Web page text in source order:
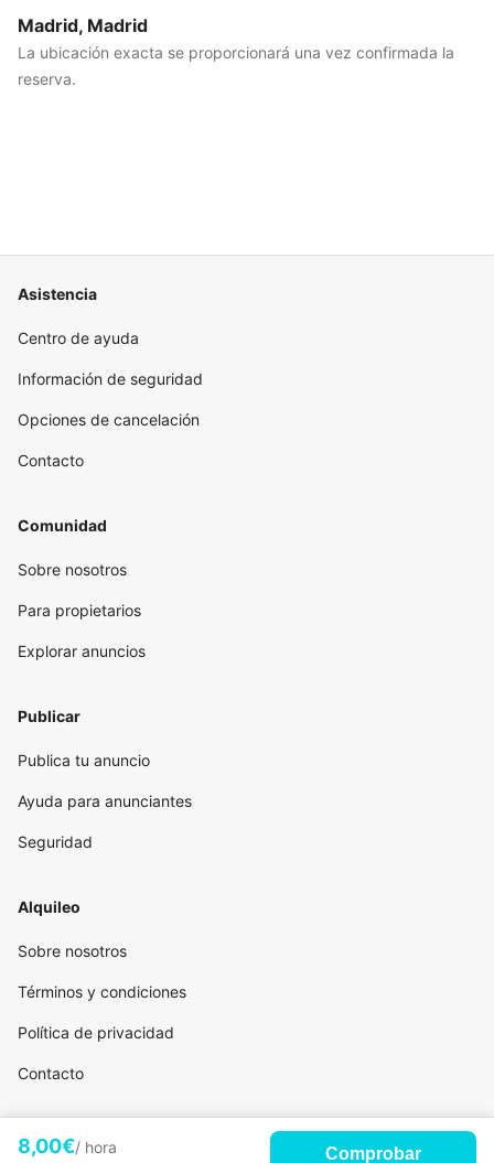
Madrid, Madrid
La ubicación exacta se proporcionará una vez confirmada la
reserva.
8,00€/ hora Comprobar
Asistencia
Centro de ayuda
Información de seguridad
Opciones de cancelación
Contacto
Comunidad
Sobre nosotros
Para propietarios
Explorar anuncios
Publicar
Publica tu anuncio
Ayuda para anunciantes
Seguridad
Alquileo
Sobre nosotros
Términos y condiciones
Política de privacidad
Contacto